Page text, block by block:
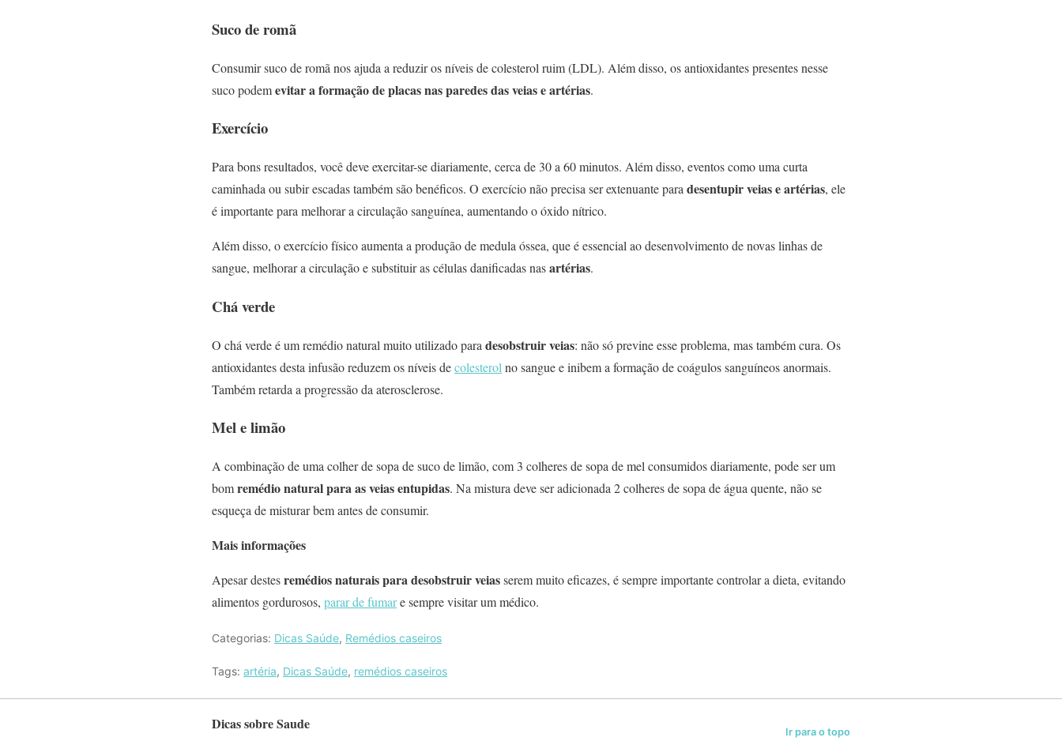
Suco de romã
Consumir suco de romã nos ajuda a reduzir os níveis de colesterol ruim (LDL). Além disso, os antioxidantes presentes nesse
suco podemevitar a formação de placas nas paredes das veias e artérias.
Exercício
Para bons resultados, você deve exercitar-se diariamente, cerca de 30 a 60 minutos. Além disso, eventos como uma curta
caminhada ou subir escadas também são benéficos. O exercício não precisa ser extenuante para desentupir veias e artérias, ele
é importante para melhorar a circulação sanguínea, aumentando o óxido nítrico.
Além disso, o exercício físico aumenta a produção de medula óssea, que é essencial ao desenvolvimento de novas linhas de
sangue, melhorar a circulação e substituir as células danificadas nasartérias.
Chá verde
O chá verde é um remédio natural muito utilizado para desobstruir veias: não só previne esse problema, mas também cura. Os
antioxidantes desta infusão reduzem os níveis decolesterol no sangue e inibem a formação de coágulos sanguíneos anormais.
Também retarda a progressão da aterosclerose.
Mel e limão
A combinação de uma colher de sopa de suco de limão, com 3 colheres de sopa de mel consumidos diariamente, pode ser um
bomremédio natural para as veias entupidas. Na mistura deve ser adicionada 2 colheres de sopa de água quente, não se
esqueça de misturar bem antes de consumir.
Mais informações
Apesar destesremédios naturais para desobstruir veiasserem muito eficazes, é sempre importante controlar a dieta, evitando
alimentos gordurosos, parar de fumare sempre visitar um médico.
Categorias: Dicas Saúde, Remédios caseiros
Tags: artéria, Dicas Saúde, remédios caseiros
Dicas sobre Saude Ir para o topo